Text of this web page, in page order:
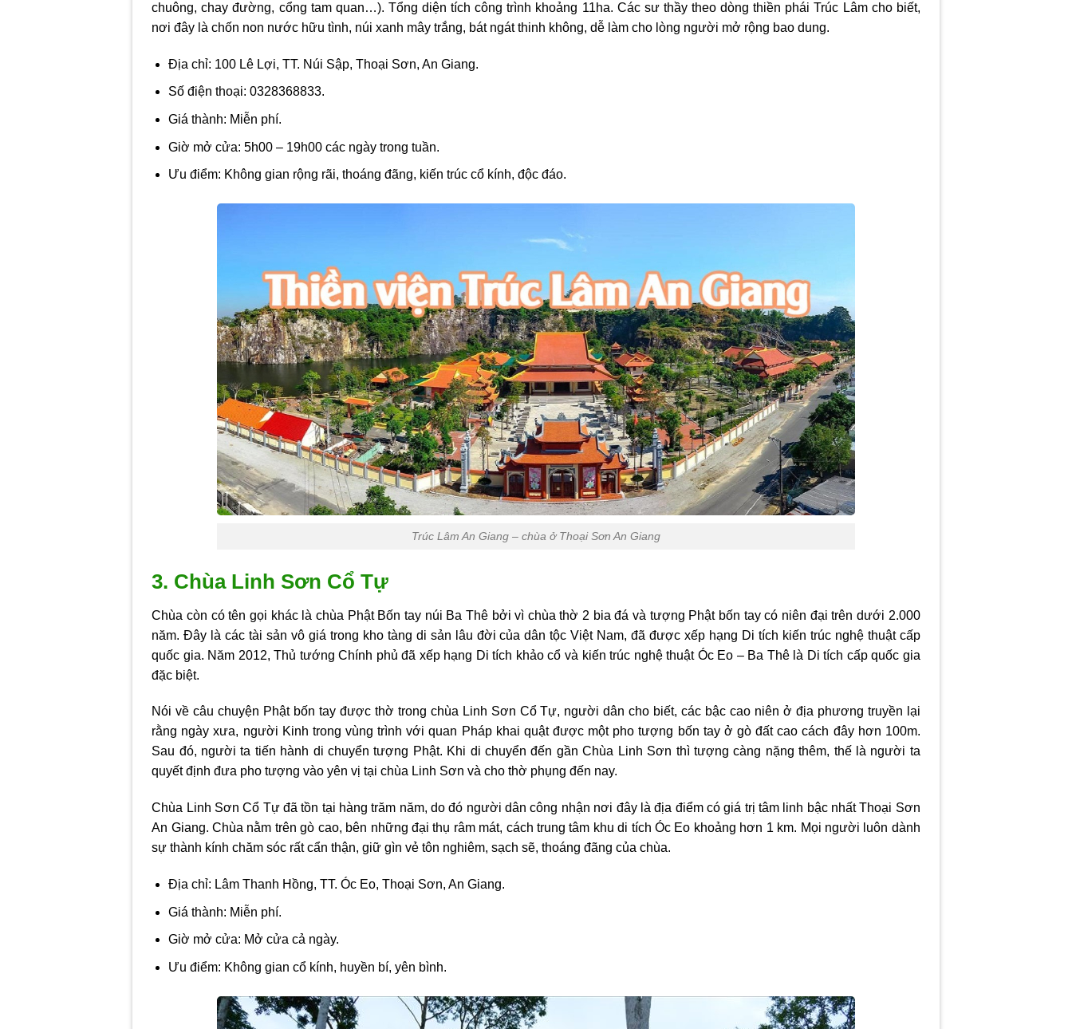
chuông, chay đường, cổng tam quan…). Tổng diện tích công trình khoảng 11ha. Các sư thầy theo dòng thiền phái Trúc Lâm cho biết,
nơi đây là chốn non nước hữu tình, núi xanh mây trắng, bát ngát thinh không, dễ làm cho lòng người mở rộng bao dung.
Địa chỉ: 100 Lê Lợi, TT. Núi Sập, Thoại Sơn, An Giang.
Số điện thoại: 0328368833.
Giá thành: Miễn phí.
Giờ mở cửa: 5h00 – 19h00 các ngày trong tuần.
Ưu điểm: Không gian rộng rãi, thoáng đãng, kiến trúc cổ kính, độc đáo.
Trúc Lâm An Giang – chùa ở Thoại Sơn An Giang
3. Chùa Linh Sơn Cổ Tự
Chùa còn có tên gọi khác là chùa Phật Bốn tay núi Ba Thê bởi vì chùa thờ 2 bia đá và tượng Phật bốn tay có niên đại trên dưới 2.000
năm. Đây là các tài sản vô giá trong kho tàng di sản lâu đời của dân tộc Việt Nam, đã được xếp hạng Di tích kiến trúc nghệ thuật cấp
quốc gia. Năm 2012, Thủ tướng Chính phủ đã xếp hạng Di tích khảo cổ và kiến trúc nghệ thuật Óc Eo – Ba Thê là Di tích cấp quốc gia
đặc biệt.
Nói về câu chuyện Phật bốn tay được thờ trong chùa Linh Sơn Cổ Tự, người dân cho biết, các bậc cao niên ở địa phương truyền lại
rằng ngày xưa, người Kinh trong vùng trình với quan Pháp khai quật được một pho tượng bốn tay ở gò đất cao cách đây hơn 100m.
Sau đó, người ta tiến hành di chuyển tượng Phật. Khi di chuyển đến gần Chùa Linh Sơn thì tượng càng nặng thêm, thế là người ta
quyết định đưa pho tượng vào yên vị tại chùa Linh Sơn và cho thờ phụng đến nay.
Chùa Linh Sơn Cổ Tự đã tồn tại hàng trăm năm, do đó người dân công nhận nơi đây là địa điểm có giá trị tâm linh bậc nhất Thoại Sơn
An Giang. Chùa nằm trên gò cao, bên những đại thụ râm mát, cách trung tâm khu di tích Óc Eo khoảng hơn 1 km. Mọi người luôn dành
sự thành kính chăm sóc rất cẩn thận, giữ gìn vẻ tôn nghiêm, sạch sẽ, thoáng đãng của chùa.
Địa chỉ: Lâm Thanh Hồng, TT. Óc Eo, Thoại Sơn, An Giang.
Giá thành: Miễn phí.
Giờ mở cửa: Mở cửa cả ngày.
Ưu điểm: Không gian cổ kính, huyền bí, yên bình.